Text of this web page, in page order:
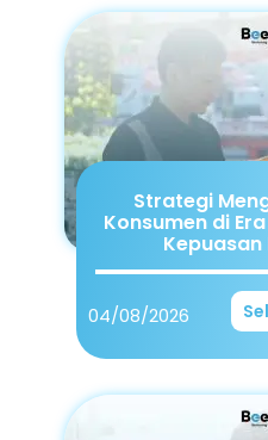
Strategi
Konsumen di
04/08/2026